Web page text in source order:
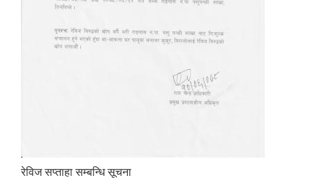
रेविज सप्ताहा सम्बन्धि सूचना